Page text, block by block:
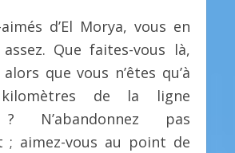
d’El Morya, vous en
Que faites-vous là,
que vous n’êtes qu’à
kilomètres de la ligne
? N’abandonnez pas
; aimez-vous au point de